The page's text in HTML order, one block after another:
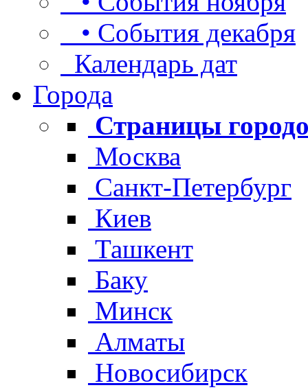
• События декабря
Календарь дат
Города
Страницы
Москва
Санкт-Петербург
Киев
Ташкент
Баку
Минск
Алматы
Новосибирск